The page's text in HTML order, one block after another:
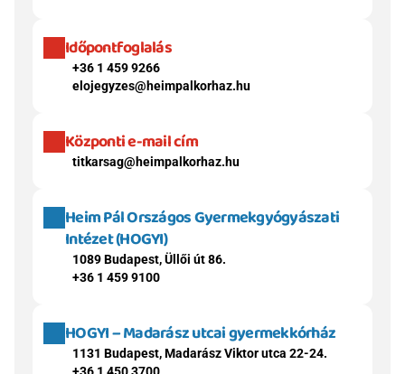
Időpontfoglalás
+36 1 459 9266
elojegyzes@heimpalkorhaz.hu
Központi e-mail cím
titkarsag@heimpalkorhaz.hu
Heim Pál Országos Gyermekgyógyászati
Intézet (HOGYI)
1089 Budapest, Üllői út 86.
+36 1 459 9100
HOGYI – Madarász utcai gyermekkórház
1131 Budapest, Madarász Viktor utca 22-24.